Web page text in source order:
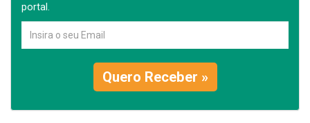
portal.
Quero Receber »